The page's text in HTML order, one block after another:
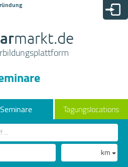
markt.de
Seminare Tagungslocations
km